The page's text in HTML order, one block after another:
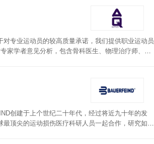
专业运动员的较高质量承诺，我们提供职业运动员
家学者意见分析，包含骨科医生、物理治疗师、运
创建于上个世纪二十年代，经过将近九十年的发
顶尖的运动损伤医疗科研人员一起合作，研究如何